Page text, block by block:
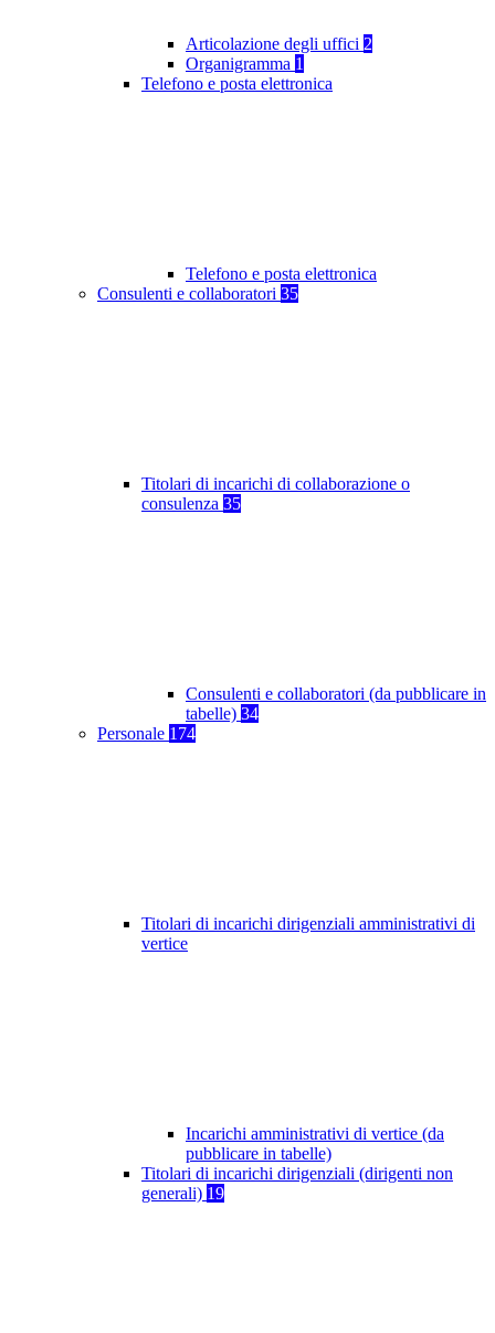
Articolazione degli uffici 2
Organigramma 1
Telefono e posta elettronica
Telefono e posta elettronica
Consulenti e collaboratori 35
Titolari di incarichi di collaborazione o
consulenza 35
Consulenti e collaboratori (da pubblicare in
tabelle) 34
Personale 174
Titolari di incarichi dirigenziali amministrativi di
vertice
Incarichi amministrativi di vertice (da
pubblicare in tabelle)
Titolari di incarichi dirigenziali (dirigenti non
generali) 19